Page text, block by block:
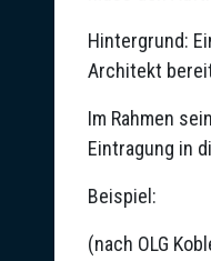
Hintergrund:
Architekt
Im Rahmen
Eintragung in
Beispiel:
(nach OLG